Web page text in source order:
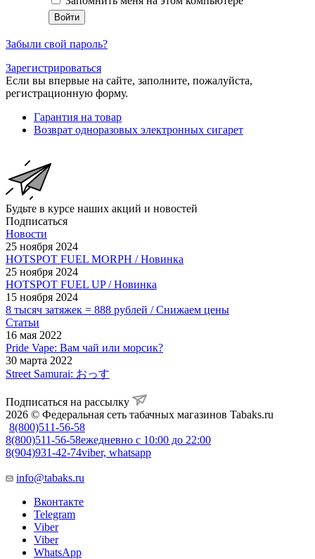
Забыли свой пароль?
Зарегистрироваться
Если вы впервые на сайте, заполните, пожалуйста,
регистрационную форму.
Гарантия на товар
Возврат одноразовых электронных сигарет
Будьте в курсе наших акций и новостей
Подписаться
Новости
25 ноября 2024
HOTSPOT FUEL MORPH / Новинка
25 ноября 2024
HOTSPOT FUEL UP / Новинка
15 ноября 2024
8 тысяч затяжек = 888 рублей / Снижаем цены
Статьи
16 мая 2022
Pride Vape: Вам чай или морсик?
30 марта 2022
Street Samurai: おっす
Подписаться на рассылку
2026 © Федеральная сеть табачных магазинов Tabaks.ru
8(800)511-56-58
8(800)511-56-58ежедневно с 10:00 до 22:00
8(904)931-42-74viber, whatsapp
info@tabaks.ru
Вконтакте
Telegram
Viber
Viber
WhatsApp